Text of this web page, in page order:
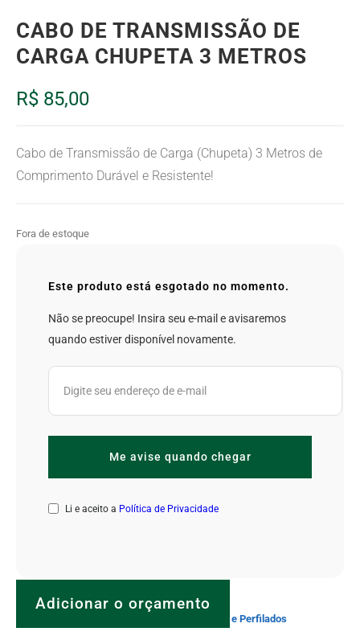
CABO DE TRANSMISSÃO DE
CARGA CHUPETA 3 METROS
R$ 85,00
Cabo de Transmissão de Carga (Chupeta) 3 Metros de
Comprimento Durável e Resistente!
Fora de estoque
Este produto está esgotado no momento.
Não se preocupe! Insira seu e-mail e avisaremos
quando estiver disponível novamente.
Li e aceito a Política de Privacidade
Adicionar o orçamento
Eletrocalhas e Perfilados